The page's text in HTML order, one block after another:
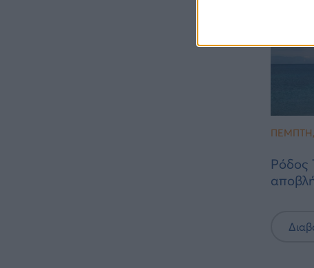
ΠΈΜΠΤΗ,
Ρόδος